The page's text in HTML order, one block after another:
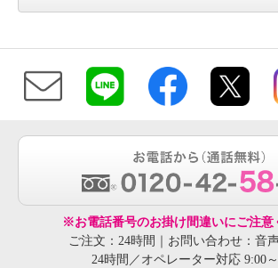
※お電話番号のお掛け間違いにご注意
ご注文：24時間｜お問い合わせ：音
24時間／オペレーター対応 9:00